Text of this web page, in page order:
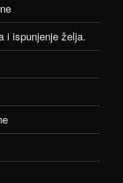
i ispunjenje želja.